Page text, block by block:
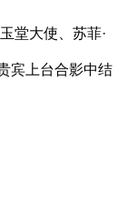
堂大使、苏菲·
宾上台合影中结